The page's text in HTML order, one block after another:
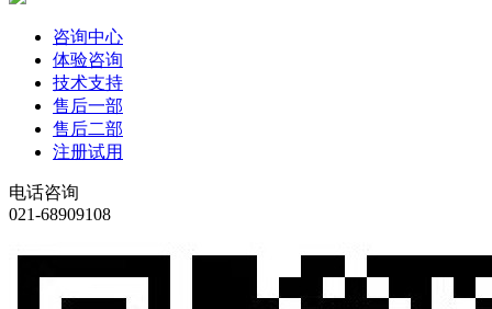
咨询中心
体验咨询
技术支持
售后一部
售后二部
注册试用
电话咨询
021-68909108